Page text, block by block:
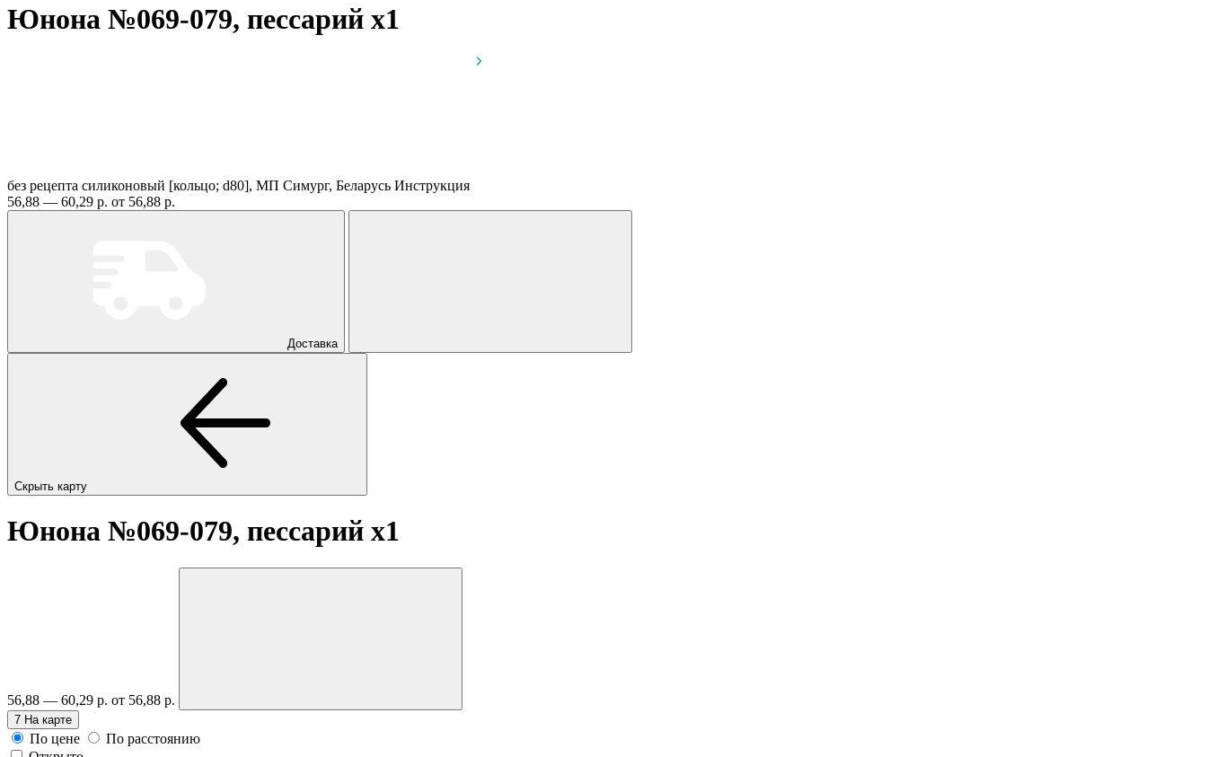
Юнона №069-079, пессарий x1
без рецепта силиконовый [кольцо; d80], МП Симург, Беларусь Инструкция
56,88 — 60,29 р. от 56,88 р.
Доставка
Скрыть карту
Юнона №069-079, пессарий x1
56,88 — 60,29 р. от 56,88 р.
7 На карте
По цене
По расстоянию